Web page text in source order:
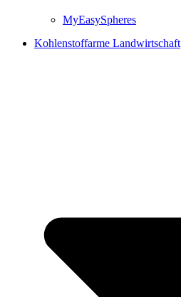
MyEasySpheres
Kohlenstoffarme Landwirtschaft